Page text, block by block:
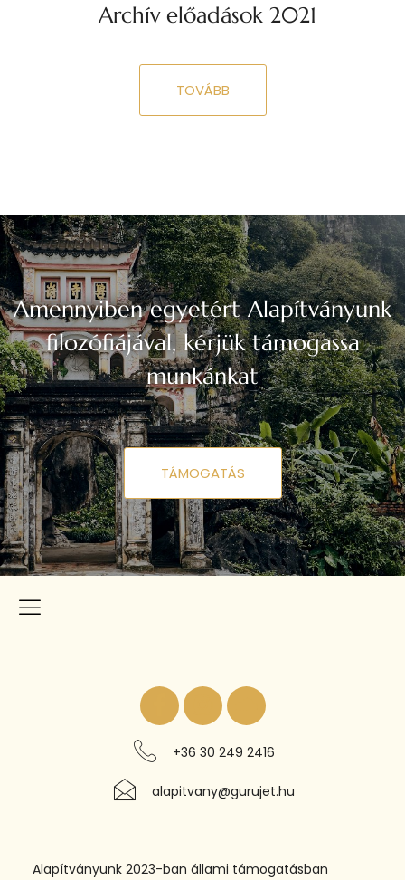
Archív előadások 2021
TOVÁBB
Amennyiben egyetért Alapítványunk
filozófiájával, kérjük támogassa
munkánkat
TÁMOGATÁS
+36 30 249 2416
alapitvany@gurujet.hu
Alapítványunk 2023-ban állami támogatásban